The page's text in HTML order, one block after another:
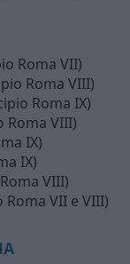
Roma VII)
Roma VIII)
Roma IX)
Roma VIII)
IX)
IX)
VIII)
VII e VIII)